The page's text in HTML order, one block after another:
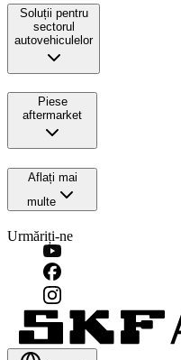
Soluții pentru
sectorul
autovehiculelor
Piese
aftermarket
Aflați mai
multe
Urmăriți-ne